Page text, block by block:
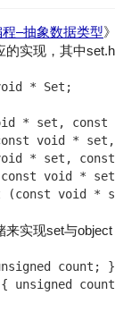
–抽象数据类型
的实现，其中
* Set;
* set, const
void * set,
* set,
void *
(const void *
实现set与object
count;
unsigned